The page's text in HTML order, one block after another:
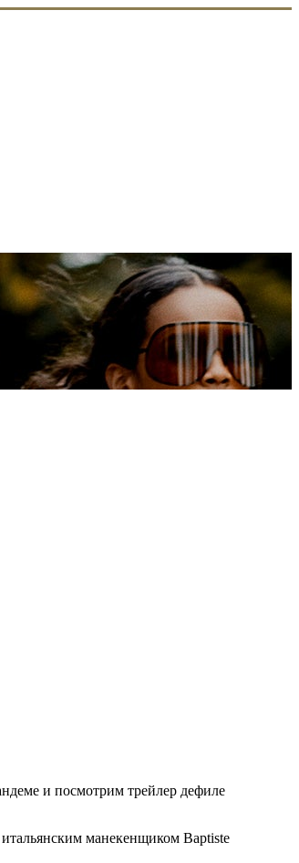
и посмотрим трейлер дефиле
манекенщиком Baptiste